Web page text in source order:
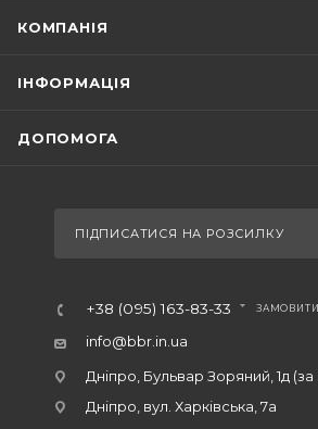
КОМПАНІЯ
ІНФОРМАЦІЯ
ДОПОМОГА
ПІДПИСАТИСЯ НА РОЗСИЛКУ
+38 (095) 163-83-33
info@bbr.in.ua
Дніпро, Бульвар Зоряний, 1д (за
Дніпро, вул. Харківська, 7а